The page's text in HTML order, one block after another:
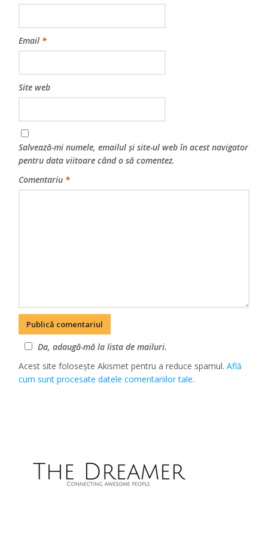
Email *
Site web
Salvează-mi numele, emailul și site-ul web în acest navigator
pentru data viitoare când o să comentez.
Comentariu *
Da, adaugă-mă la lista de mailuri.
Acest site folosește Akismet pentru a reduce spamul.Află
cum sunt procesate datele comentariilor tale.